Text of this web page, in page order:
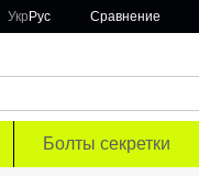
Укр Рус Сравнение
Болты секретки